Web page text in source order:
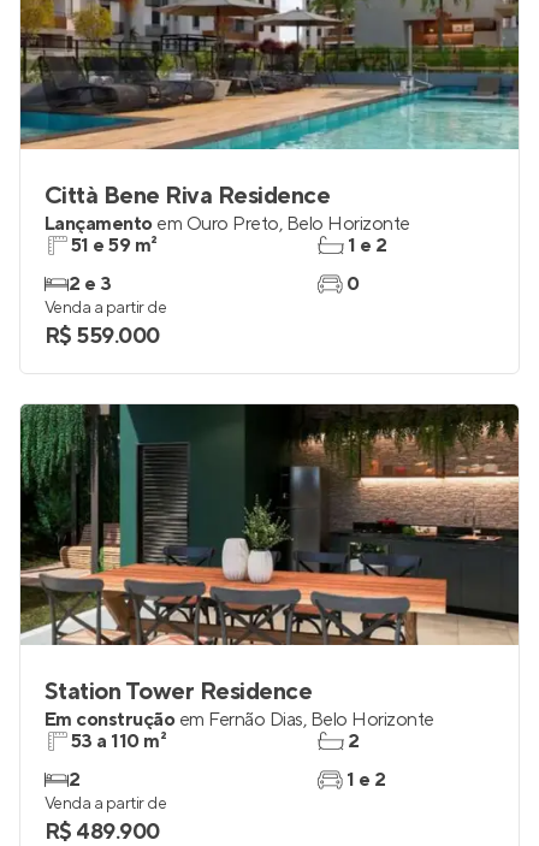
Città Bene Riva Residence
Lançamento em Ouro Preto, Belo Horizonte
51 e 59 m²
2 e 3
1 e 2
0
Venda a partir de
R$ 559.000
Station Tower Residence
Em construção em Fernão Dias, Belo Horizonte
53 a 110 m²
2
2
1 e 2
Venda a partir de
R$ 489.900